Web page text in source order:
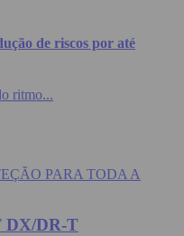
de riscos por até
ritmo...
PARA TODA A
DX/DR-T